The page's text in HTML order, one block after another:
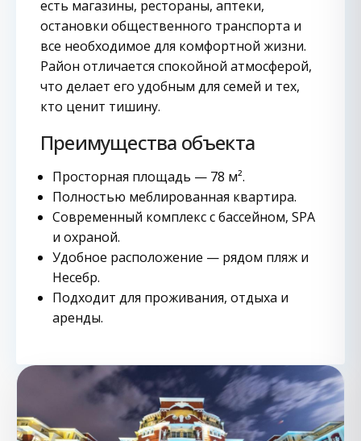
есть магазины, рестораны, аптеки,
остановки общественного транспорта и
все необходимое для комфортной жизни.
Район отличается спокойной атмосферой,
что делает его удобным для семей и тех,
кто ценит тишину.
Преимущества объекта
Просторная площадь — 78 м².
Полностью меблированная квартира.
Современный комплекс с бассейном, SPA
и охраной.
Удобное расположение — рядом пляж и
Несебр.
Подходит для проживания, отдыха и
аренды.